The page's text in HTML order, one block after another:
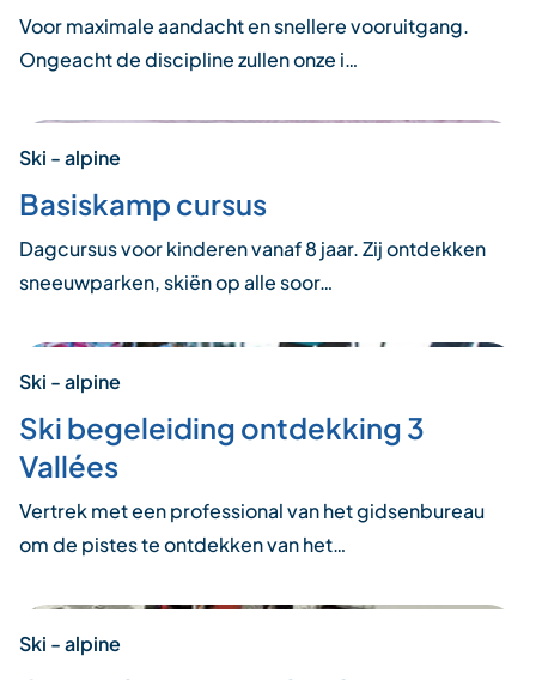
Voor maximale aandacht en snellere vooruitgang.
Ongeacht de discipline zullen onze i…
Ski - alpine
Basiskamp cursus
Dagcursus voor kinderen vanaf 8 jaar. Zij ontdekken
sneeuwparken, skiën op alle soor…
Ski - alpine
Ski begeleiding ontdekking 3
Vallées
Vertrek met een professional van het gidsenbureau
om de pistes te ontdekken van het…
Ski - alpine